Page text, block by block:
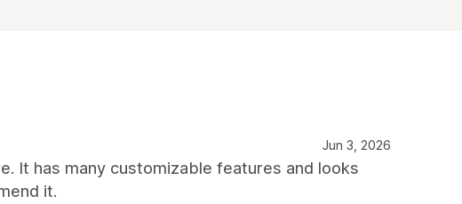
Jun 3, 2026
It has many customizable features and looks
it.